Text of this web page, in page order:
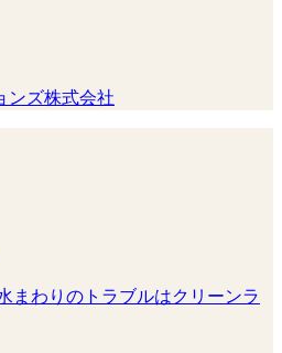
ンズ株式会社
まわりのトラブルはクリーンラ